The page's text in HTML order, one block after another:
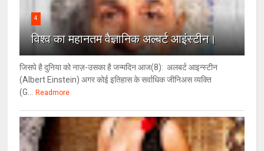
4
विश्‍व का महानतम वैज्ञानिक अल्बर्ट आइंस्टीन।
जिसपे है दुनिया को नाज़-उसका है जन्मदिन आज(8): अलबर्ट आइन्स्टीन
(Albert Einstein) अगर कोई इतिहास के सर्वाधिक जीनिअस व्यक्ति
(G...
Readmore